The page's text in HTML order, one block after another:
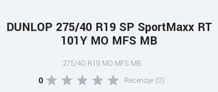
DUNLOP 275/40 R19 SP SportMaxx RT
101Y MO MFS MB
275/40 R19 MO MFS MB
0 Recenzije (0)